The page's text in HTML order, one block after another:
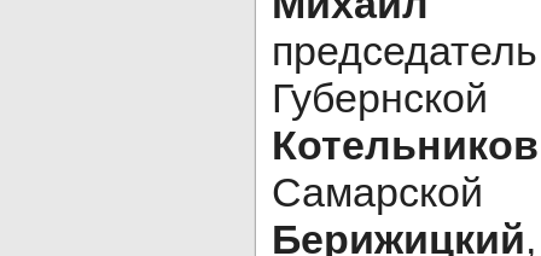
Котельников
Берижицкий